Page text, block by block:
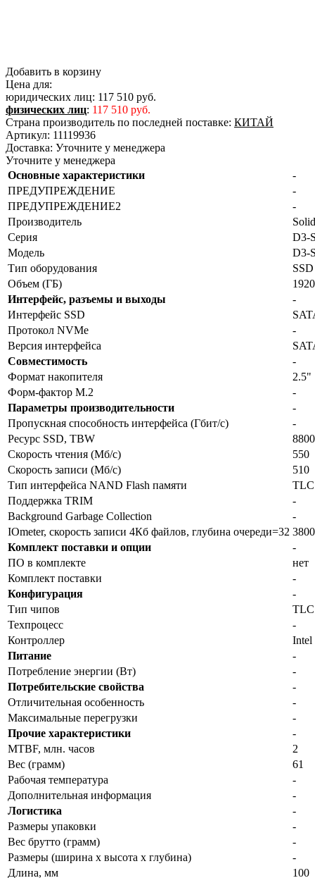
Добавить в корзину
Цена для:
юридических лиц: 117 510 руб.
физических лиц: 117 510 руб.
Страна производитель по последней поставке: КИТАЙ
Артикул: 11119936
Доставка: Уточните у менеджера
Уточните у менеджера
Основные характеристики
-
ПРЕДУПРЕЖДЕНИЕ
-
ПРЕДУПРЕЖДЕНИЕ2
-
Производитель
Серия
D3-
Модель
D3-
Тип оборудования
Объем (ГБ)
1920
Интерфейс, разъемы и выходы
-
Интерфейс SSD
Протокол NVMe
-
Версия интерфейса
Совместимость
-
Формат накопителя
2.5"
Форм-фактор M.2
-
Параметры производительности
-
Пропускная способность интерфейса (Гбит/с)
-
Ресурс SSD, TBW
8800
Скорость чтения (Мб/с)
550
Скорость записи (Мб/с)
510
Тип интерфейса NAND Flash памяти
TLC
Поддержка TRIM
-
Background Garbage Collection
-
IOmeter, скорость записи 4Кб файлов, глубина очереди=32
Комплект поставки и опции
-
ПО в комплекте
нет
Комплект поставки
-
Конфигурация
-
Тип чипов
TLC
Техпроцесс
-
Контроллер
Intel
Питание
-
Потребление энергии (Вт)
-
Потребительские свойства
-
Отличительная особенность
-
Максимальные перегрузки
-
Прочие характеристики
-
MTBF, млн. часов
2
Вес (грамм)
61
Рабочая температура
-
Дополнительная информация
-
Логистика
-
Размеры упаковки
-
Вес брутто (грамм)
-
Размеры (ширина x высота x глубина)
-
Длина, мм
100